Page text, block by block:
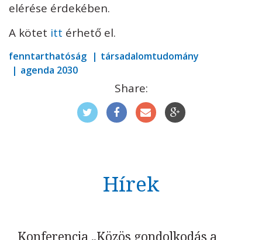
elérése érdekében.
A kötet itt érhető el.
fenntarthatóság
társadalomtudomány
agenda 2030
Share:
Hírek
Konferencia „Közös gondolkodás a